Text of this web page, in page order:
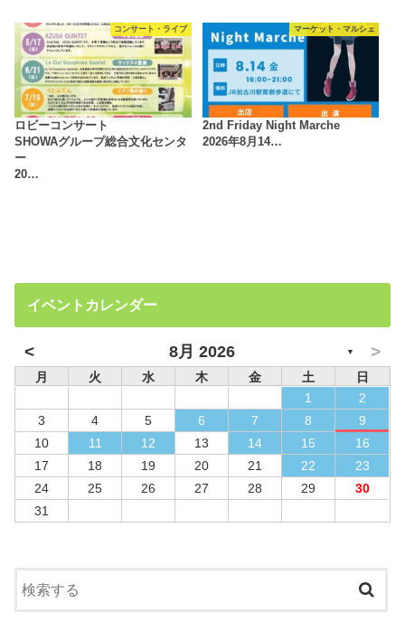
コンサート・ライブ
ロビーコンサート
SHOWAグループ総合文化センタ
ー
20…
マーケット・マルシェ
2nd Friday Night Marche
2026年8月14…
イベントカレンダー
< 8月 2026 ▼ >
月 火 水 木 金 土
日
1
2
3
4 5 6 7 8
9
10
11 12 13 14 15
16
17
18 19 20 21 22
23
24
25 26 27 28 29
30
31